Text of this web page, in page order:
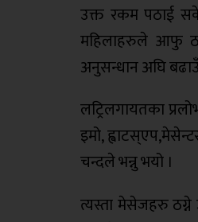
उक्त रकम पठाई
महिलाहरुले आफु
अनुसन्धान अघि
लट्रिलगायतका
इमो,
चन्दले भन्नु भयो ।
त्यस्ता मेसेजहरु